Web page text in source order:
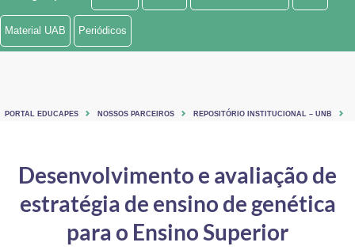
Ministério de Minas e Energia
Controladoria-Geral da União
Ministério da Mulher, da Família e dos Direitos Humanos
Material UAB Periódicos
PORTAL EDUCAPES NOSSOS PARCEIROS REPOSITÓRIO INSTITUCIONAL – UNB
Desenvolvimento e avaliação de
estratégia de ensino de genética
para o Ensino Superior